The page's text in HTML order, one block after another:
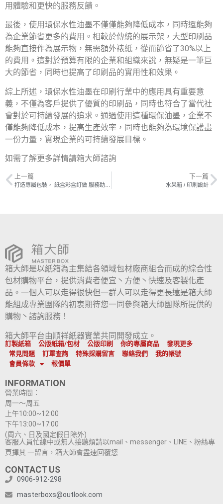
用體驗和更快的服務反饋。
最後，使用環保水性油墨不僅僅能夠降低成本，同時還能夠
為企業節省更多的費用。相較於傳統的展示架，大型印刷品
能夠直接作為展示物，無需額外裱紙，從而節省了30%以上
的費用。這對於預算有限的企業和組織來說，無疑是一筆巨
大的節省，同時也提高了印刷品的實用性和效果。
綜上所述，環保水性油墨在印刷行業中的應用具有重要意
義，不僅為客戶提供了優質的印刷品，同時也符合了當代社
會對於可持續發展的追求。通過使用這種環保油墨，企業不
僅能夠降低成本，提高生產效率，同時也能夠為環境保護盡
一份力量，實現企業的可持續發展目標。
如需了解更多詳情請箱大師諮詢
上一篇 下一篇
水果箱 / 印刷設計
箱大師是以紙箱為主集結各領域包材廠商組合而成的綜合性
包材購物平台，提供消費者便宜丶方便丶快速及客製化產
品。一個人可以走得很快但一群人可以走得更長遠是箱大師
能組成專業團隊的初衷期待您一同參與箱大師團隊所提供的
購物丶諮詢服務！
箱大師平台由順祥紙器實業共同開發成立。
訂製紙箱 公版紙箱/包材 公版印刷 你的專屬商品
發現更多
常見問題
訂單查詢 特殊採購留言 聯絡我們
我的帳號
會員條款
報價單
INFORMATION
營業時間：
周一～周五
上午10:00~12:00
下午13:00~17:00
(周六、日及國定假日除外)
客服人員忙線中或無人接聽煩請以mail、messenger、LINE、粉絲專
頁擇其 一留言，箱大師會盡速回覆您
CONTACT US
0906-912-298
masterboxs@outlook.com